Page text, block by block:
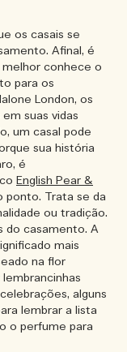
os casais se
Afinal, é
melhor conhece o
para os
London, os
suas vidas
um casal pode
sua história
é
English Pear &
ponto. Trata se da
ou tradição.
do casamento. A
mais
na flor
alguns
lembrar a lista
o perfume para